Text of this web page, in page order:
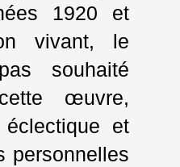
1920 et
vivant, le
souhaité
œuvre,
et
personnelles